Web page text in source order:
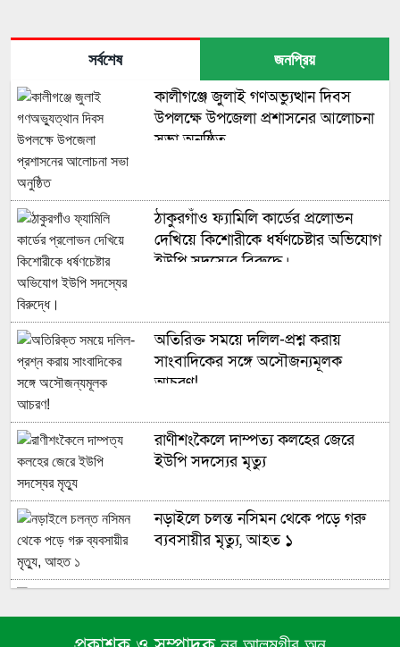
সর্বশেষ জনপ্রিয়
কালীগঞ্জে জুলাই গণঅভ্যুত্থান দিবস
উপলক্ষে উপজেলা প্রশাসনের আলোচনা
সভা অনুষ্ঠিত
ঠাকুরগাঁও ফ্যামিলি কার্ডের প্রলোভন
দেখিয়ে কিশোরীকে ধর্ষণচেষ্টার অভিযোগ
ইউপি সদস্যের বিরুদ্ধে।
অতিরিক্ত সময়ে দলিল-প্রশ্ন করায়
সাংবাদিকের সঙ্গে অসৌজন্যমূলক
আচরণ!
রাণীশংকৈলে দাম্পত্য কলহের জেরে
ইউপি সদস্যের মৃত্যু
নড়াইলে চলন্ত নসিমন থেকে পড়ে গরু
ব্যবসায়ীর মৃত্যু, আহত ১
তাণ্ডব